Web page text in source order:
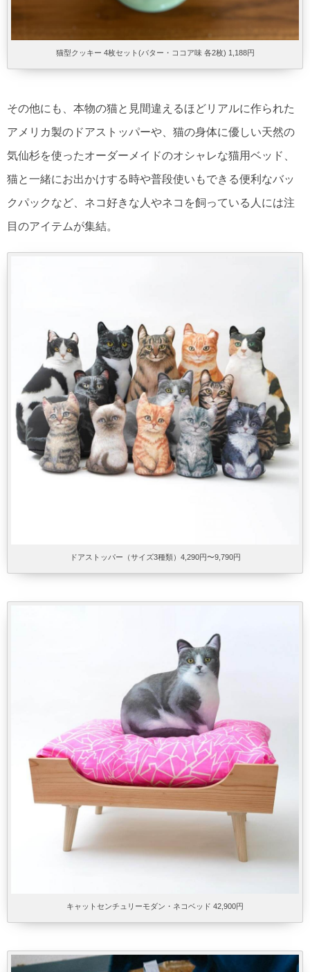
猫型クッキー 4枚セット(バター・ココア味 各2枚) 1,188円
その他にも、本物の猫と見間違えるほどリアルに作られた
アメリカ製のドアストッパーや、猫の身体に優しい天然の
気仙杉を使ったオーダーメイドのオシャレな猫用ベッド、
猫と一緒にお出かけする時や普段使いもできる便利なバッ
クパックなど、ネコ好きな人やネコを飼っている人には注
目のアイテムが集結。
ドアストッパー（サイズ3種類）4,290円〜9,790円
キャットセンチュリーモダン・ネコベッド 42,900円